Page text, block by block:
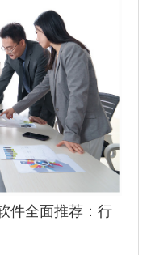
件全面推荐：行